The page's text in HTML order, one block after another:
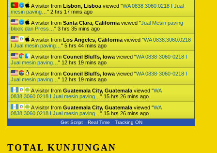
A visitor from Lisbon, Lisboa viewed "WA 0838.3060.0218 I Jual
mesin paving… " 2 hrs 17 mins ago
A visitor from Santa Clara, California viewed "Jual Mesin paving
block dan Press… " 3 hrs 35 mins ago
A visitor from Los Angeles, California viewed "WA 0838.3060.0218
I Jual mesin paving… " 5 hrs 44 mins ago
A visitor from Council Bluffs, Iowa viewed "WA 0838-3060-0218 I
Jual mesin paving… " 12 hrs 19 mins ago
A visitor from Council Bluffs, Iowa viewed "WA 0838-3060-0218 I
Jual mesin paving… " 12 hrs 19 mins ago
A visitor from Guatemala City, Guatemala viewed "WA
0838.3060.0218 I Jual mesin paving… " 15 hrs 26 mins ago
A visitor from Guatemala City, Guatemala viewed "WA
0838.3060.0218 I Jual mesin paving… " 15 hrs 26 mins ago
Get Script Real Time Tracking ON
TOTAL KUNJUNGAN